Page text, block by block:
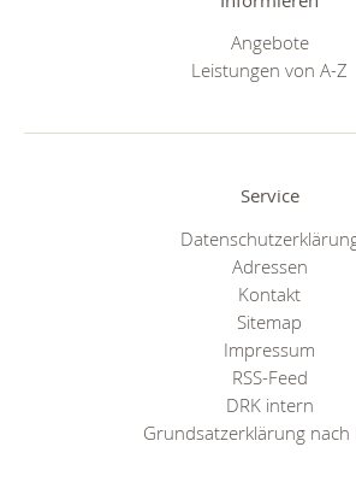
Angebote
Leistungen von A-Z
Service
Adressen
Kontakt
Sitemap
Impressum
RSS-Feed
DRK intern
Grundsatzerklärung nach